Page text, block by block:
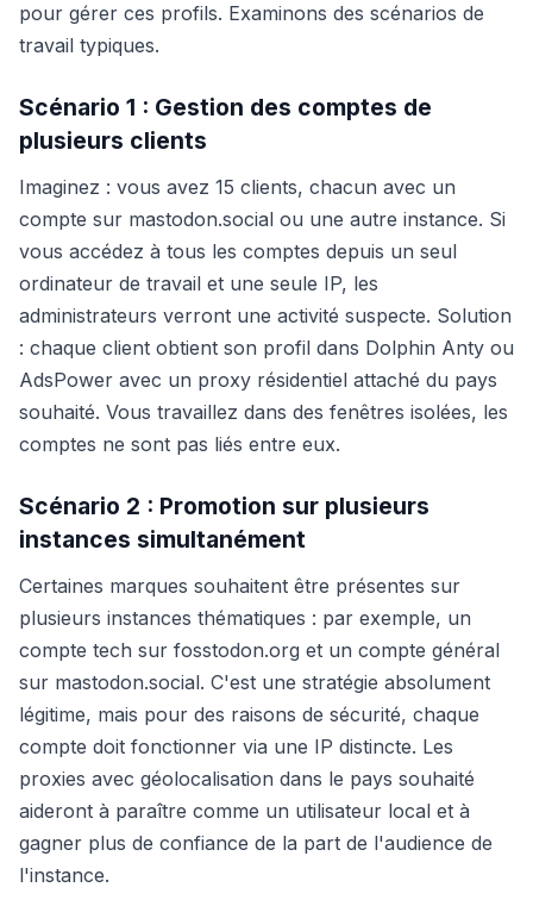
pour gérer ces profils. Examinons des scénarios de
travail typiques.
Scénario 1 : Gestion des comptes de
plusieurs clients
Imaginez : vous avez 15 clients, chacun avec un
compte sur mastodon.social ou une autre instance. Si
vous accédez à tous les comptes depuis un seul
ordinateur de travail et une seule IP, les
administrateurs verront une activité suspecte. Solution
: chaque client obtient son profil dans Dolphin Anty ou
AdsPower avec un proxy résidentiel attaché du pays
souhaité. Vous travaillez dans des fenêtres isolées, les
comptes ne sont pas liés entre eux.
Scénario 2 : Promotion sur plusieurs
instances simultanément
Certaines marques souhaitent être présentes sur
plusieurs instances thématiques : par exemple, un
compte tech sur fosstodon.org et un compte général
sur mastodon.social. C'est une stratégie absolument
légitime, mais pour des raisons de sécurité, chaque
compte doit fonctionner via une IP distincte. Les
proxies avec géolocalisation dans le pays souhaité
aideront à paraître comme un utilisateur local et à
gagner plus de confiance de la part de l'audience de
l'instance.